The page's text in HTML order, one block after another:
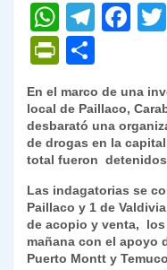
W
h
at
s
A
p
p
T
gr
a
m
F
e
b
o
o
k
P
nt
Fr
ie
n
dl
y
o
m
p
ar
tir
En el marco de una
local de Paillaco,
desbarató una
de drogas en la
total fueron
Las indagatorias se
Paillaco y 1 de
de acopio y venta,
mañana con el apoyo
Puerto Montt y